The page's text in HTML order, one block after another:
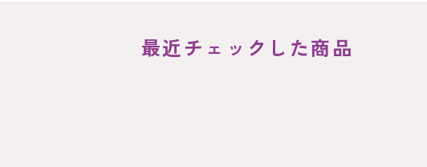
最近チェックした商品